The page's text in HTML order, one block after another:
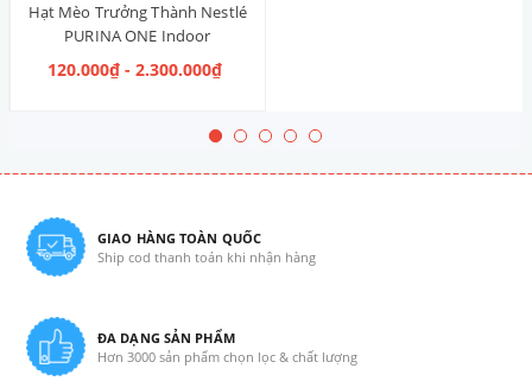
Hạt Mèo Trưởng Thành Nestlé
PURINA ONE Indoor
Advantage Salmon & Tuna [Vị
Cá Hồi & Cá Ngừ]
120.000₫ - 2.300.000₫
GIAO HÀNG TOÀN QUỐC
Ship cod thanh toán khi nhận hàng
ĐA DẠNG SẢN PHẨM
Hơn 3000 sản phẩm chọn lọc & chất lượng